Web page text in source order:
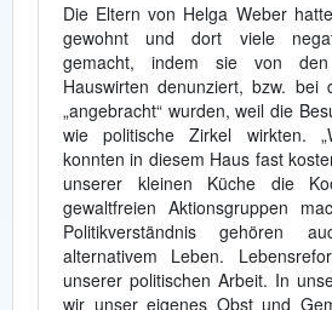
Die Eltern von Helga Weber
gewohnt und dort viele
gemacht, indem sie von den
Hauswirten denunziert, bzw. bei
„angebracht“ wurden, weil die
wie politische Zirkel wirkten.
konnten in diesem Haus fast
unserer kleinen Küche die
gewaltfreien Aktionsgruppen
Politikverständnis gehören
alternativem Leben.
unserer politischen Arbeit. In
wir unser eigenes Obst und